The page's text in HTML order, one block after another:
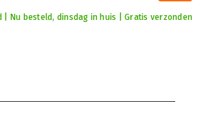
| Nu besteld, dinsdag in huis | Gratis verzonden